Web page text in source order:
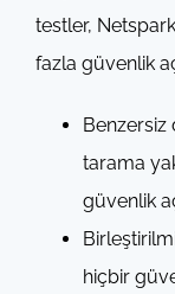
testler,
fazla güvenlik
Benzersiz
tarama
güvenlik
hiçbir